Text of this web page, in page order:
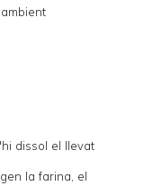
dissol el llevat
la farina, el